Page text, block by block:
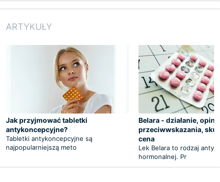
ARTYKUŁY
Jak przyjmować tabletki
antykoncepcyjne?
Tabletki antykoncepcyjne są
najpopularniejszą meto
Belara - działanie,
przeciwwskazania,
cena
Lek Belara to rodzaj
hormonalnej. Pr